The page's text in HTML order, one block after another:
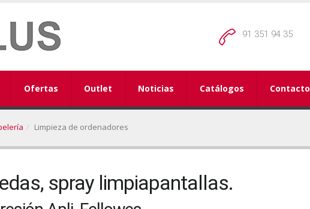
91 351 94 35
Ofertas Outlet Noticias Catálogos Contacto
Limpieza de ordenadores
spray limpiapantallas.